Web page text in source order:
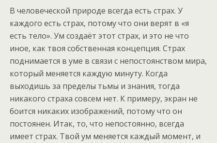
В человеческой природе всегда есть страх. У
каждого есть страх, потому что они верят в «я
есть тело». Ум создаёт этот страх, и это не что
иное, как твоя собственная концепция. Страх
поднимается в уме в связи с непостоянством мира,
который меняется каждую минуту. Когда
выходишь за пределы тьмы и знания, тогда
никакого страха совсем нет. К примеру, экран не
боится никаких изображений, потому что он
постоянен. Итак, то, что непостоянно, всегда
имеет страх. Твой ум меняется каждый момент, и